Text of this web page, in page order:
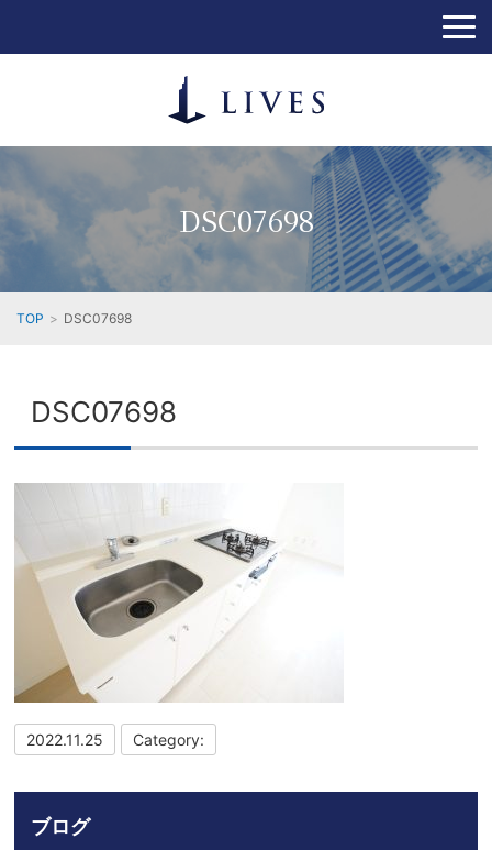
DSC07698
TOP DSC07698
DSC07698
2022.11.25 Category:
ブログ